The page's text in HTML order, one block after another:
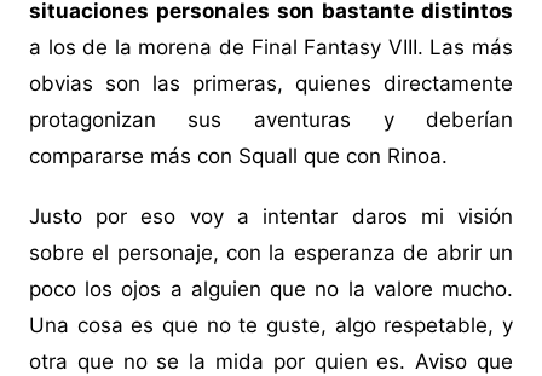
situaciones personales son bastante distintos
a los de la morena de Final Fantasy VIII. Las más
obvias son las primeras, quienes directamente
protagonizan sus aventuras y deberían
compararse más con Squall que con Rinoa.
Justo por eso voy a intentar daros mi visión
sobre el personaje, con la esperanza de abrir un
poco los ojos a alguien que no la valore mucho.
Una cosa es que no te guste, algo respetable, y
otra que no se la mida por quien es. Aviso que